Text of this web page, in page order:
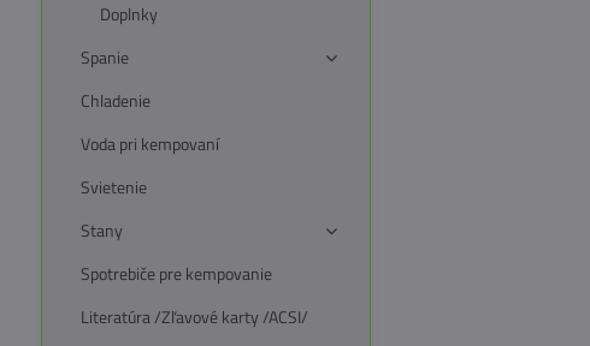
Doplnky
Spanie
Chladenie
Voda pri kempovaní
Svietenie
Stany
Spotrebiče pre kempovanie
Literatúra /Zľavové karty /ACSI/